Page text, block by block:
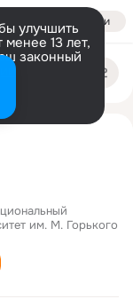
Войти
улучшить
13 лет,
законный
им. М. Горького